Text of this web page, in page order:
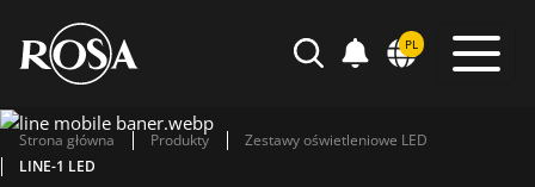
WYSZUKIWARKAPOWIADOMIENIA
PL
Strona główna Produkty
Zestawy oświetleniowe LED
LINE-1 LED